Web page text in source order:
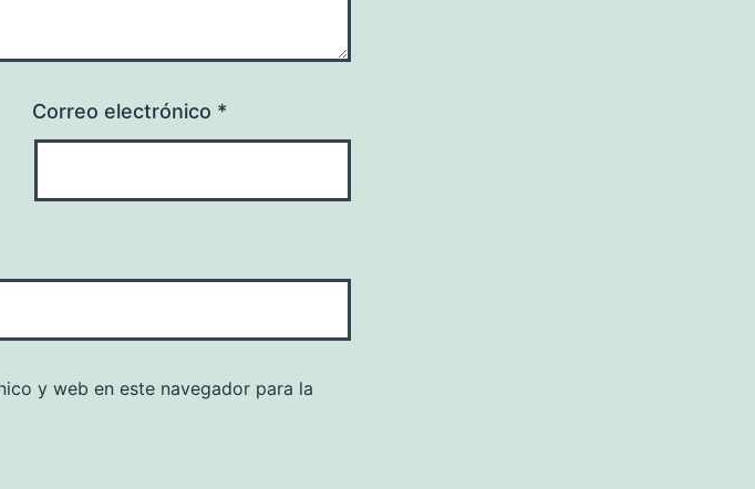
Correo electrónico *
y web en este navegador para la